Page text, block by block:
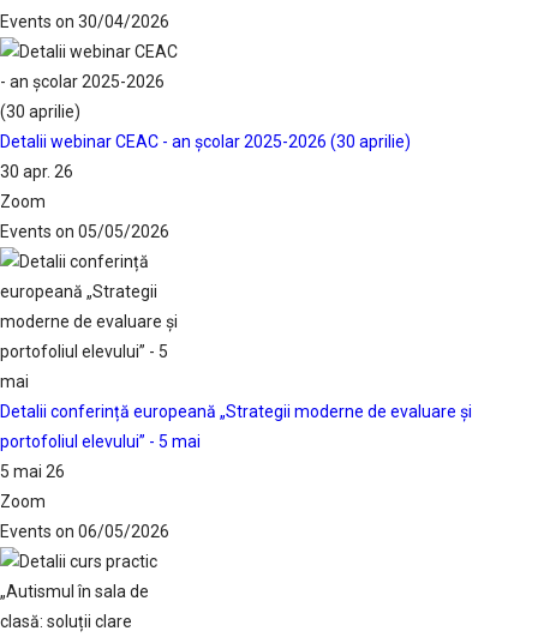
Events on 30/04/2026
Detalii webinar CEAC - an școlar 2025-2026 (30 aprilie)
30 apr. 26
Zoom
Events on 05/05/2026
Detalii conferință europeană „Strategii moderne de evaluare și
portofoliul elevului” - 5 mai
5 mai 26
Zoom
Events on 06/05/2026